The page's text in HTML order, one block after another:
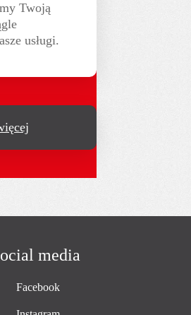
Twoją
usługi.
media
Facebook